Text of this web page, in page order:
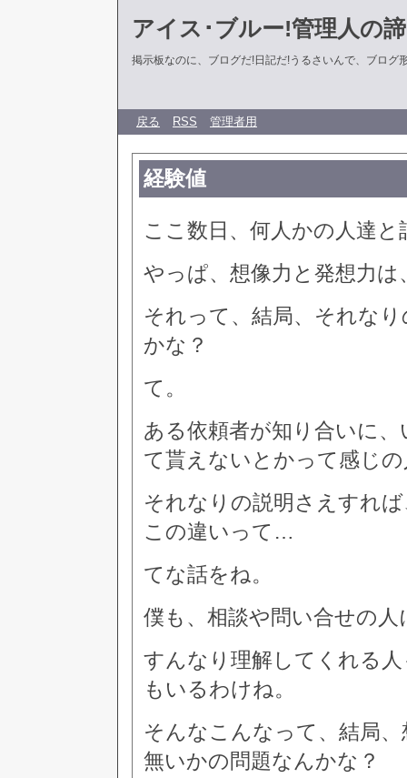
アイス･ブルー!管理人の
掲示板なのに、ブログだ!日記だ!うるさいんで、ブログ
戻る RSS 管理者用
経験値
ここ数日、何人かの人達
やっぱ、想像力と発想力
それって、結局、それな
かな？
て。
ある依頼者が知り合いに
て貰えないとかって感じ
それなりの説明さえすれ
この違いって…
てな話をね。
僕も、相談や問い合せの
すんなり理解してくれる
もいるわけね。
そんなこんなって、結局
無いかの問題なんかな？